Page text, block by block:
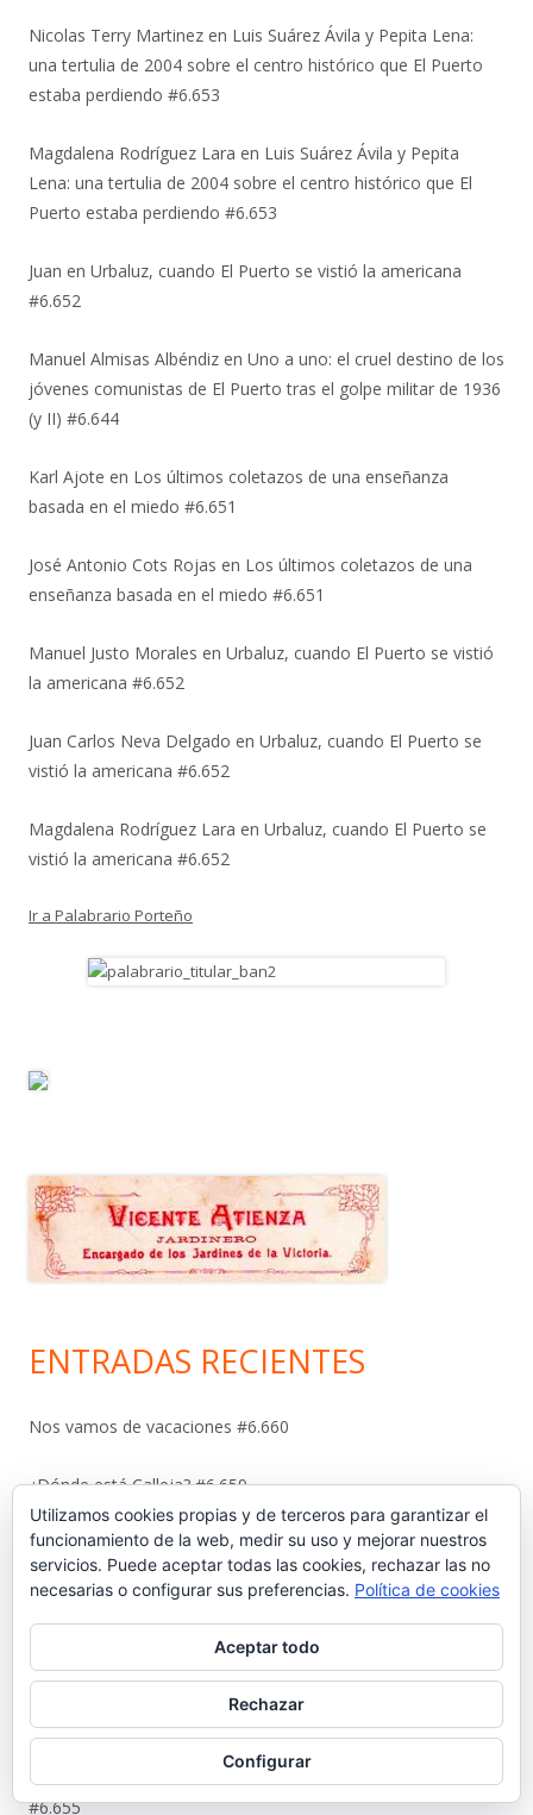
Nicolas Terry Martinez en Luis Suárez Ávila y Pepita Lena:
una tertulia de 2004 sobre el centro histórico que El Puerto
estaba perdiendo #6.653
Magdalena Rodríguez Lara en Luis Suárez Ávila y Pepita
Lena: una tertulia de 2004 sobre el centro histórico que El
Puerto estaba perdiendo #6.653
Juan en Urbaluz, cuando El Puerto se vistió la americana
#6.652
Manuel Almisas Albéndiz en Uno a uno: el cruel destino de los
jóvenes comunistas de El Puerto tras el golpe militar de 1936
(y II) #6.644
Karl Ajote en Los últimos coletazos de una enseñanza
basada en el miedo #6.651
José Antonio Cots Rojas en Los últimos coletazos de una
enseñanza basada en el miedo #6.651
Manuel Justo Morales en Urbaluz, cuando El Puerto se vistió
la americana #6.652
Juan Carlos Neva Delgado en Urbaluz, cuando El Puerto se
vistió la americana #6.652
Magdalena Rodríguez Lara en Urbaluz, cuando El Puerto se
vistió la americana #6.652
Ir a Palabrario Porteño
ENTRADAS RECIENTES
Nos vamos de vacaciones #6.660
¿Dónde está Calleja? #6.659
Carta protesta a Don Pedro Muñoz Seca #6.658
El antiguo campo del Racing y la iniciativa solidaria de Elías
Ahuja #6.657
Sebastián Gómez Sánchez, ‘Tani’. El frutero que ayudó a
sacar adelante a once hermanos #6.656
La viñeta de Alberto Castrelo. Se hacen fiestas a domicilio
#6.655
Utilizamos cookies propias y de terceros para garantizar el
funcionamiento de la web, medir su uso y mejorar nuestros
servicios. Puede aceptar todas las cookies, rechazar las no
necesarias o configurar sus preferencias. Política de cookies
Aceptar todo
Rechazar
Configurar